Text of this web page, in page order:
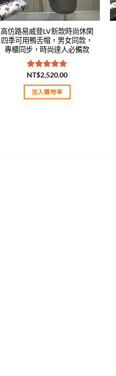
高仿路易威登LV新款時尚休閑
四季可用鴨舌帽，男女同款，
專櫃同步，時尚達人必備款
評分5.00
滿分 5
NT$2,520.00
加入購物車